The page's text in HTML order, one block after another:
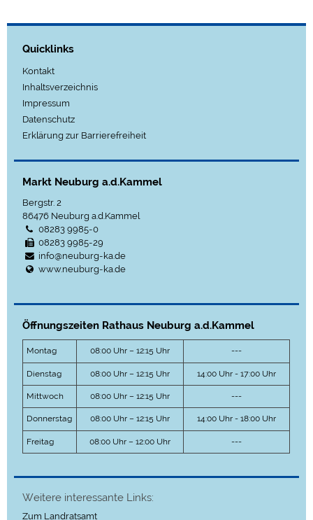
Quicklinks
Kontakt
Inhaltsverzeichnis
Impressum
Datenschutz
Erklärung zur Barrierefreiheit
Markt Neuburg a.d.Kammel
Bergstr. 2
86476 Neuburg a.d.Kammel
08283 9985-0
08283 9985-29
info@neuburg-ka.de
www.neuburg-ka.de
Öffnungszeiten Rathaus Neuburg a.d.Kammel
Montag 08:00 Uhr – 12:15 Uhr ---
Dienstag 08:00 Uhr – 12:15 Uhr 14:00 Uhr - 17:00 Uhr
Mittwoch 08:00 Uhr – 12:15 Uhr ---
Donnerstag 08:00 Uhr – 12:15 Uhr 14:00 Uhr - 18:00 Uhr
Freitag 08:00 Uhr – 12:00 Uhr ---
Weitere interessante Links:
Zum Landratsamt